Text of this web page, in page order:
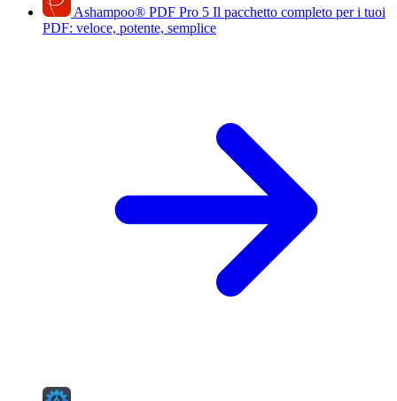
Ashampoo® PDF Pro 5 Il pacchetto completo per i tuoi
PDF: veloce, potente, semplice